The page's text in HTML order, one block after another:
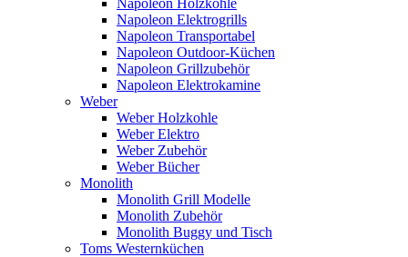
Napoleon Holzkohle
Napoleon Elektrogrills
Napoleon Transportabel
Napoleon Outdoor-Küchen
Napoleon Grillzubehör
Napoleon Elektrokamine
Weber
Weber Holzkohle
Weber Elektro
Weber Zubehör
Weber Bücher
Monolith
Monolith Grill Modelle
Monolith Zubehör
Monolith Buggy und Tisch
Toms Westernküchen